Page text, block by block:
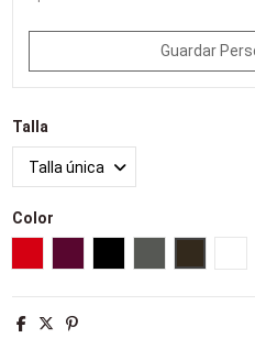
Guardar
Talla
Color